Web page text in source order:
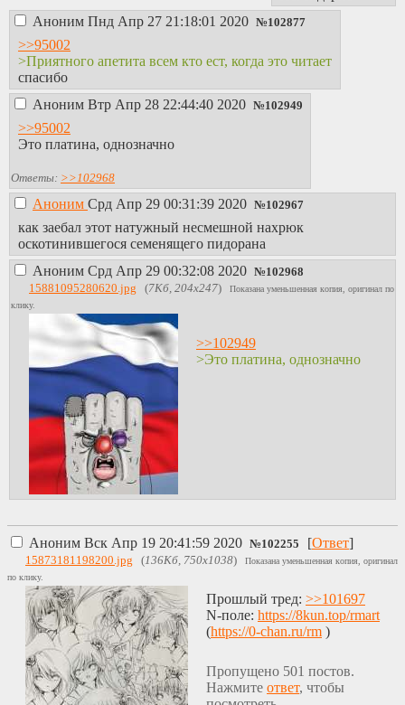
Аноним Пнд Апр 27 21:18:01 2020 №102877
>>95002
>Приятного апетита всем кто ест, когда это читает
спасибо
Аноним Втр Апр 28 22:44:40 2020 №102949
>>95002
Это платина, однозначно
Ответы: >>102968
Аноним Срд Апр 29 00:31:39 2020 №102967
как заебал этот натужный несмешной нахрюк
оскотинившегося семенящего пидорана
Аноним Срд Апр 29 00:32:08 2020 №102968
15881095280620.jpg (7Кб, 204x247)
Показана уменьшенная копия, оригинал по
клику.
>>102949
>Это платина, однозначно
Аноним Вск Апр 19 20:41:59 2020 №102255 [Ответ]
15873181198200.jpg (136Кб, 750x1038)
Показана уменьшенная копия, оригинал
по клику.
Прошлый тред: >>101697
N-поле: https://8kun.top/rmart
(https://0-chan.ru/rm )
Пропущено 501 постов.
Нажмите ответ, чтобы